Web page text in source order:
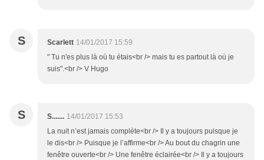
S Scarlett 14/01/2017 15:59
" Tu n'es plus là où tu étais<br /> mais tu es partout là où je
suis".<br /> V Hugo
S S....... 14/01/2017 15:53
La nuit n’est jamais complète<br /> Il y a toujours puisque je
le dis<br /> Puisque je l’affirme<br /> Au bout du chagrin une
fenêtre ouverte<br /> Une fenêtre éclairée<br /> Il y a toujours